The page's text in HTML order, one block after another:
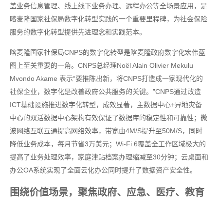
盖业务信息管理、线上线下业务办理、远程办公等全场景应用，是
喀麦隆国家社保局数字化转型实践的一个重要里程碑，为社会保险
服务的数字化转型提供先进理念和实践范本。
喀麦隆国家社保局CNPS的数字化转型是喀麦隆政府数字化宏伟蓝
图上至关重要的一角。CNPS总经理Noël Alain Olivier Mekulu
Mvondo Akame 表示“要推陈出新，将CNPS打造成一家现代化的
社保企业，数字化是改善政府公共服务的关键。”CNPS通过改造
ICT基础设施推进数字化转型，成效显著，主数据中心+异地灾备
中心的双活数据中心架构有效保证了数据库的稳定性和可靠性；微
波网络互联互通提高网络效率，带宽由4M/S提升至50M/S，同时
降低业务成本，每月节省3万美元；Wi-Fi 6覆盖全工作区域极大的
提高了业务处理效率，家庭津贴档案办理缩减至30分钟；云桌面和
办公OA系统实现了全面云化办公同时提升了数据资产安全性。
围绕价值场景，聚焦政府、应急、医疗、教育